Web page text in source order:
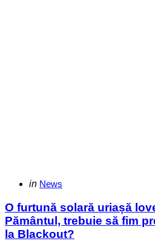
Categories
Posted
in News
O furtună solară uriașă
Pământul, trebuie să fim
la Blackout?